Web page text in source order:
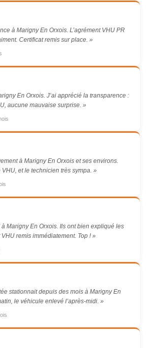
à Marigny En Orxois. L’agrément VHU PR
Certificat remis sur place. »
En Orxois. J’ai apprécié la transparence :
aucune mauvaise surprise. »
à Marigny En Orxois et ses environs.
et le technicien très sympa. »
Marigny En Orxois. Ils ont bien expliqué les
remis immédiatement. Top ! »
stationnait depuis des mois à Marigny En
le véhicule enlevé l’après-midi. »